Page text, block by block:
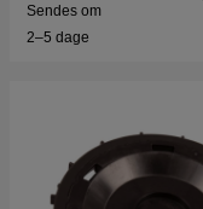
Sendes om
2–5 dage